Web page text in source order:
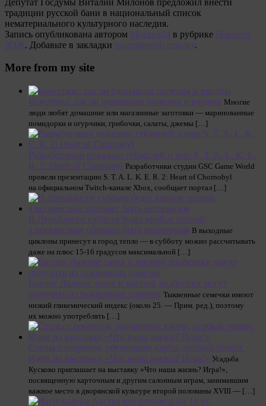
традиции русской бани в национальный список
нематериального культурного наследия.
Запись опубликована автором Москва24 в рубрике Новости
ЗОЖ. Добавьте в закладки постоянную ссылку.
More from my site
Консервы: так ли одинаково полезны и вредны Многие
люди любят домашние или магазинные заготовки — маринованные
помидорки и огурчики, грибочки, салаты, джемы […]
Разработчики показали геймплей и мир S. T. A. L. K. E.
R. 2: Heart of Chornobyl Разработчики студии GSC Game World
провели презентацию S. T. A. L. K. E. R. 2: Heart of Chornobyl
на официальном Twitch-канале Xbox, сообщает портал […]
В Ленобласти суббота будет крайне теплой,
а воскресенье обещает быть ветренным В выходные
циклоны принесут в город тепло — в субботу можно рассчитывать
даже на плюс 15-16 градусов максимальной […]
Биолог Лялина: цинк и магний диабетики могут
получить из тыквенных семечек Тыквенные семечки имеют
низкий гликемический индекс (около 25. — Прим. ред.), поэтому
их можно употреблять […]
Столы с секретом, обучающие карты, особый этикет.
Идем на выставку «Что наша жизнь? Игра!» Усадьба
Кусково приглашает на выставку «Что наша жизнь? Игра!»,
посвященную карточным и другим салонным играм, занимавшим
важное место в дворянской культуре второй половины XVIII — […]